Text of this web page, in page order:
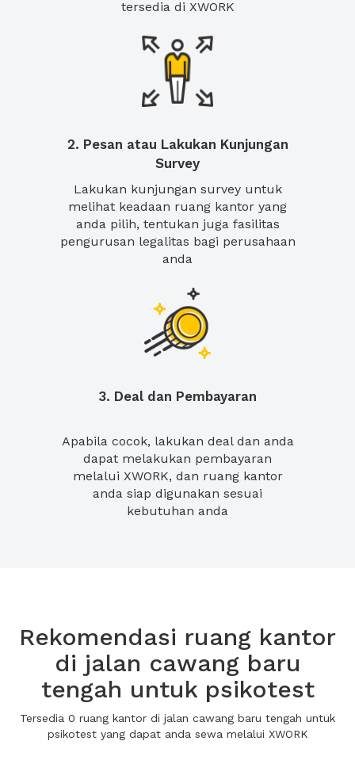
tersedia di XWORK
2. Pesan atau Lakukan Kunjungan
Survey
Lakukan kunjungan survey untuk
melihat keadaan ruang kantor yang
anda pilih, tentukan juga fasilitas
pengurusan legalitas bagi perusahaan
anda
3. Deal dan Pembayaran
Apabila cocok, lakukan deal dan anda
dapat melakukan pembayaran
melalui XWORK, dan ruang kantor
anda siap digunakan sesuai
kebutuhan anda
Rekomendasi ruang kantor
di jalan cawang baru
tengah untuk psikotest
Tersedia 0 ruang kantor di jalan cawang baru tengah untuk
psikotest yang dapat anda sewa melalui XWORK